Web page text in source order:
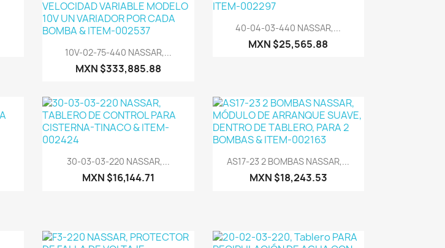
Vista rápida
10V-02-75-440 NASSAR,...
MXN $333,885.88
Vista rápida
40-04-03-440 NASSAR,...
MXN $25,565.88
Vista rápida
30-03-03-220 NASSAR,...
MXN $16,144.71
Vista rápida
AS17-23 2 BOMBAS NASSAR,...
MXN $18,243.53